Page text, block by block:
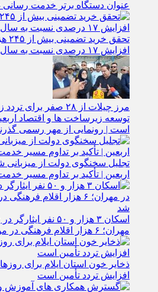
افزایش ۱۷ درصدی نسبت به سال گذشته
مرز چیلات از ۲۸ صفر
توسعه زیرساخت‌ ها و اقتصاد
است | رونمایی از مهر رسمی
تجلیل سخنگوی دولت از میزبانی
اربعین | تأکید بر تداوم مسیر
مهران؛ ۶ هزار اقلام فرهنگی در موکب سلام شهید توزیع شد
ذخایر خون استان ایلام برای
افزایش تردد تأمین است